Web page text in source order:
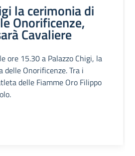
la cerimonia di
Onorificenze,
Cavaliere
ore 15.30 a Palazzo Chigi, la
delle Onorificenze. Tra i
delle Fiamme Oro Filippo